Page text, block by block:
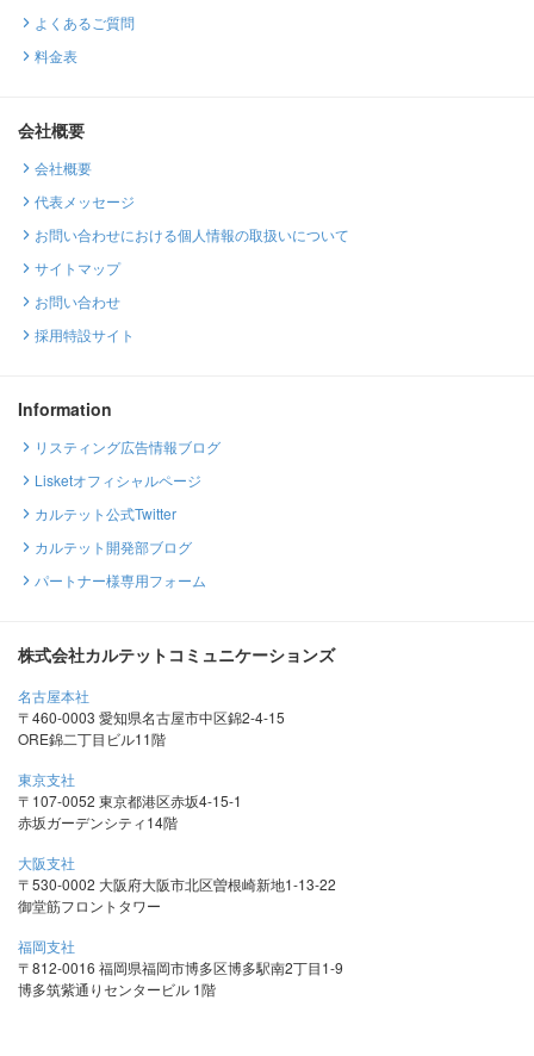
よくあるご質問
料金表
会社概要
会社概要
代表メッセージ
お問い合わせにおける個人情報の取扱いについて
サイトマップ
お問い合わせ
採用特設サイト
Information
リスティング広告情報ブログ
Lisketオフィシャルページ
カルテット公式Twitter
カルテット開発部ブログ
パートナー様専用フォーム
株式会社カルテットコミュニケーションズ
名古屋本社
〒460-0003 愛知県名古屋市中区錦2-4-15
ORE錦二丁目ビル11階
東京支社
〒107-0052 東京都港区赤坂4-15-1
赤坂ガーデンシティ14階
大阪支社
〒530-0002 大阪府大阪市北区曽根崎新地1-13-22
御堂筋フロントタワー
福岡支社
〒812-0016 福岡県福岡市博多区博多駅南2丁目1-9
博多筑紫通りセンタービル 1階